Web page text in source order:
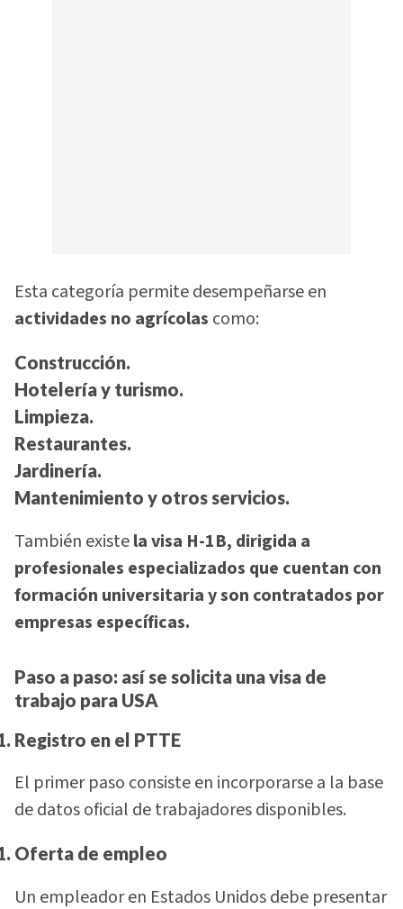
Esta categoría permite desempeñarse en
actividades no agrícolas como:
Construcción.
Hotelería y turismo.
Limpieza.
Restaurantes.
Jardinería.
Mantenimiento y otros servicios.
También existela visa H-1B, dirigida a
profesionales especializados que cuentan con
formación universitaria y son contratados por
empresas específicas.
Paso a paso: así se solicita una visa de
trabajo para USA
Registro en el PTTE
El primer paso consiste en incorporarse a la base
de datos oficial de trabajadores disponibles.
Oferta de empleo
Un empleador en Estados Unidos debe presentar